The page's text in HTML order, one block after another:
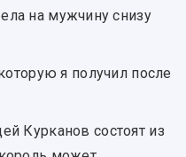
на мужчину снизу
я получил после
Курканов состоят из